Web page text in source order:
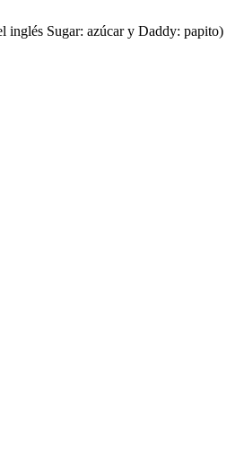
inglés Sugar: azúcar y Daddy: papito)